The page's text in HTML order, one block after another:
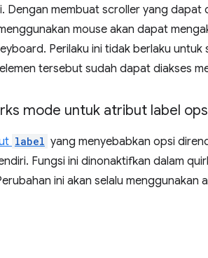
Dengan membuat scroller yang
mouse akan dapat
Perilaku ini tidak berlaku
tersebut sudah dapat diakses
mode untuk atribut label
label yang menyebabkan opsi
Fungsi ini dinonaktifkan dalam
ini akan selalu